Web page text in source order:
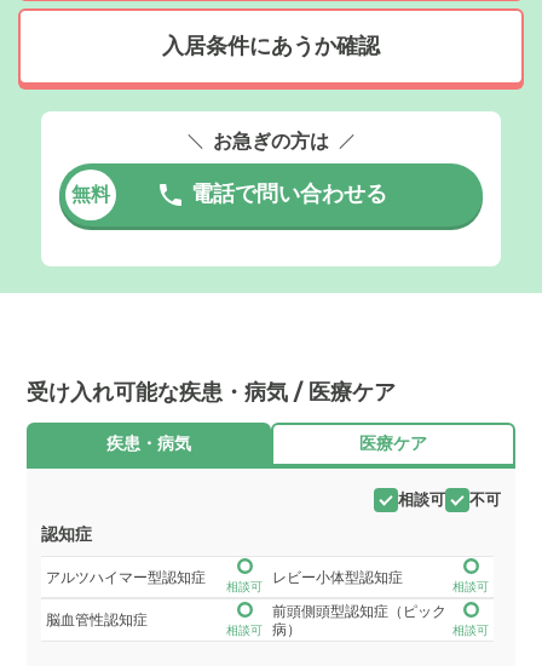
入居条件にあうか確認
お急ぎの方は
無料 電話で問い合わせる
受け入れ可能な疾患・病気 / 医療ケア
疾患・病気 医療ケア
相談可 不可
認知症
アルツハイマー型認知症
相談可
レビー小体型認知症
相談可
脳血管性認知症
相談可
前頭側頭型認知症（ピック
病）
相談可